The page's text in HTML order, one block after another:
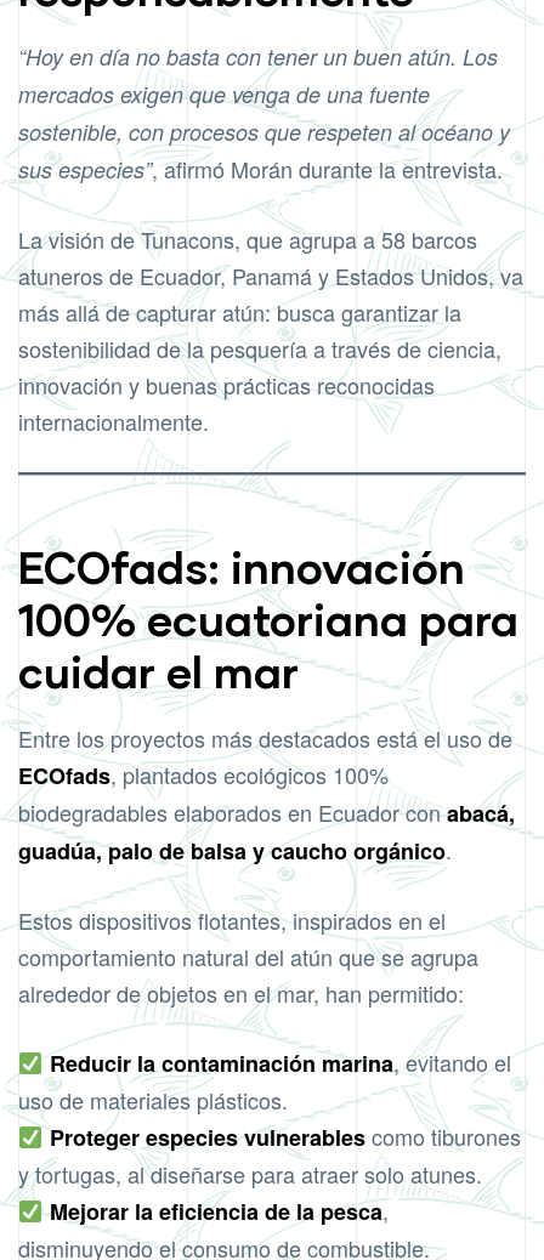
“Hoy en día no basta con tener un buen atún. Los
mercados exigen que venga de una fuente
sostenible, con procesos que respeten al océano y
sus especies”, afirmó Morán durante la entrevista.
La visión de Tunacons, que agrupa a 58 barcos
atuneros de Ecuador, Panamá y Estados Unidos, va
más allá de capturar atún: busca garantizar la
sostenibilidad de la pesquería a través de ciencia,
innovación y buenas prácticas reconocidas
internacionalmente.
ECOfads: innovación
100% ecuatoriana para
cuidar el mar
Entre los proyectos más destacados está el uso de
ECOfads, plantados ecológicos 100%
biodegradables elaborados en Ecuador conabacá,
guadúa, palo de balsa y caucho orgánico.
Estos dispositivos flotantes, inspirados en el
comportamiento natural del atún que se agrupa
alrededor de objetos en el mar, han permitido:
Reducir la contaminación marina, evitando el
uso de materiales plásticos.
Proteger especies vulnerablescomo tiburones
y tortugas, al diseñarse para atraer solo atunes.
Mejorar la eficiencia de la pesca,
disminuyendo el consumo de combustible.